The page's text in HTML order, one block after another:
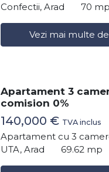
Confectii, Arad
70 mp
Vezi mai multe
Apartament 3
comision 0%
140,000 € TVA inclus
Apartament cu 3
UTA, Arad
69.62 mp